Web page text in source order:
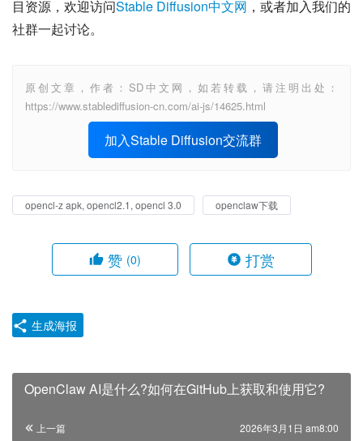
目资源，欢迎访问Stable Diffusion中文网 ，或者加入我们的
社群一起讨论。
原创文章，作者：SD中文网，如若转载，请注明出处：
https://www.stablediffusion-cn.com/ai-js/14625.html
加入Stable Diffusion交流群
opencl-z apk, opencl2.1, opencl 3.0 openclaw下载
赞 (0) 打赏
生成海报
OpenClaw AI是什么?如何在GitHub上获取和使用它?
上一篇 2026年3月1日 am8:00